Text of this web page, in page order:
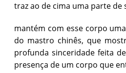
traz ao de cima uma parte
mantém com esse corpo
do mastro chinês, que
profunda sinceridade feita
presença de um corpo que